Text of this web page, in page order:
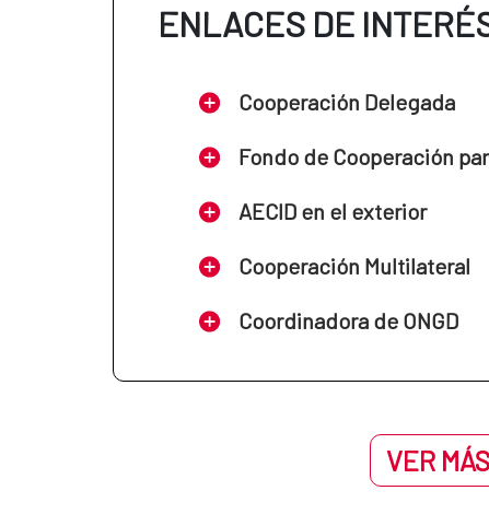
ENLACES DE
Cooperación Delegada
Fondo de Cooperación
AECID en el exterior
Cooperación Multilateral
Coordinadora de ONGD
VER